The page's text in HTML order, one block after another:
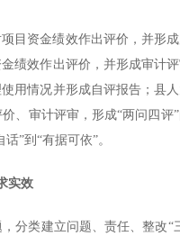
目资金绩效作出评价，并形
绩效作出评价，并形成审计评
用情况并形成自评报告；县
、审计评审，形成“两问四评
”到“有据可依”。
实效
分类建立问题、责任、整改“